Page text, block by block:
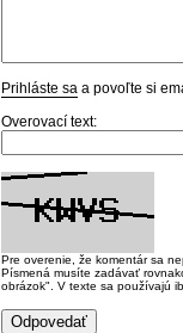
Prihláste sa a povoľte si
Overovací text:
Pre overenie, že komentár sa
Písmená musíte zadávať
obrázok". V texte sa používajú